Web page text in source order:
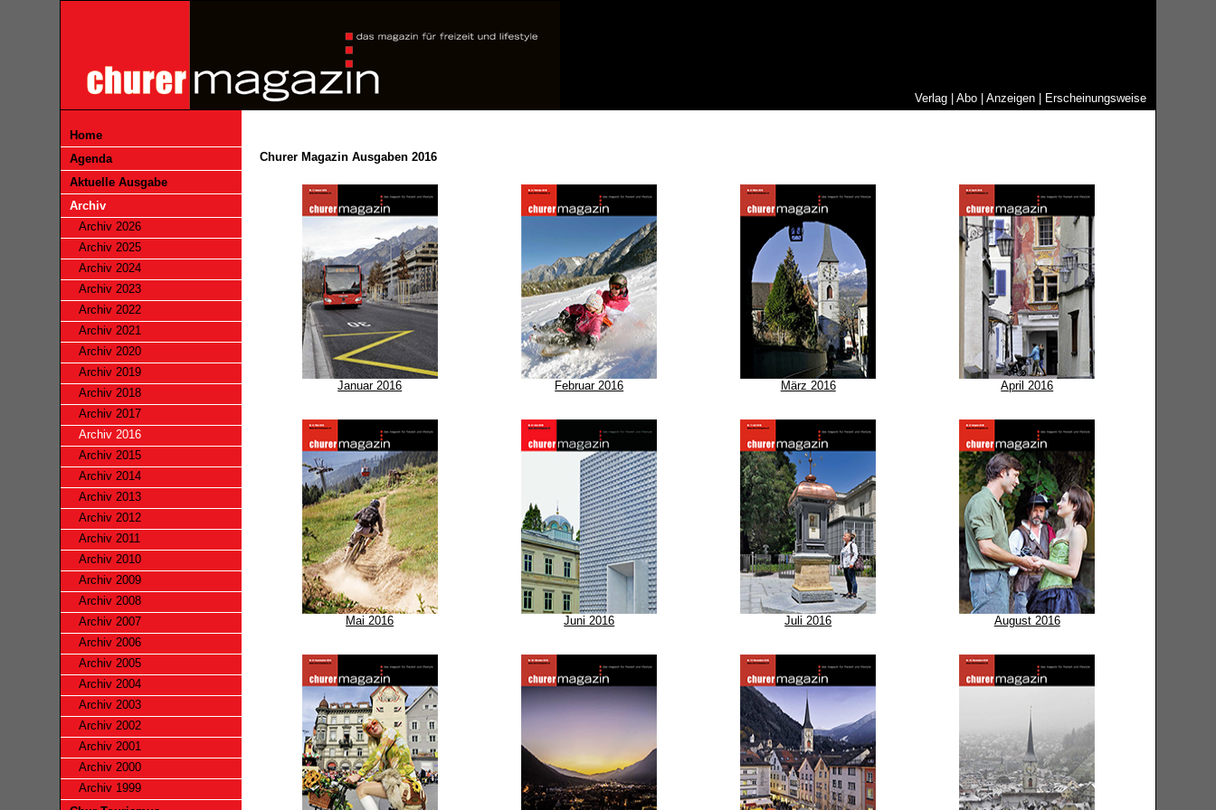
Verlag| Abo| Anzeigen| Erscheinungsweise
Home
Agenda
Aktuelle Ausgabe
Archiv
Archiv 2026
Archiv 2025
Archiv 2024
Archiv 2023
Archiv 2022
Archiv 2021
Archiv 2020
Archiv 2019
Archiv 2018
Archiv 2017
Archiv 2016
Archiv 2015
Archiv 2014
Archiv 2013
Archiv 2012
Archiv 2011
Archiv 2010
Archiv 2009
Archiv 2008
Archiv 2007
Archiv 2006
Archiv 2005
Archiv 2004
Archiv 2003
Archiv 2002
Archiv 2001
Archiv 2000
Archiv 1999
Churer Magazin Ausgaben 2016
Januar 2016 Februar 2016 März 2016 April 2016
Mai 2016 Juni 2016 Juli 2016 August 2016